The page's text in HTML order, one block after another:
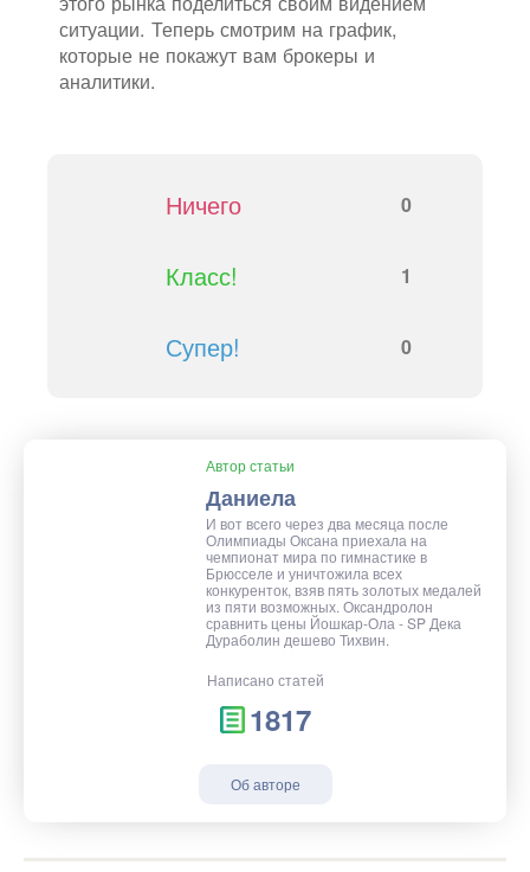
ситуации. Теперь смотрим на график,
которые не покажут вам брокеры и
аналитики.
Ничего 0
Класс! 1
Супер! 0
Автор статьи
Даниела
И вот всего через два месяца после
Олимпиады Оксана приехала на
чемпионат мира по гимнастике в
Брюсселе и уничтожила всех
конкуренток, взяв пять золотых медалей
из пяти возможных. Оксандролон
сравнить цены Йошкар-Ола - SP Дека
Дураболин дешево Тихвин.
Написано статей
1817
Об авторе